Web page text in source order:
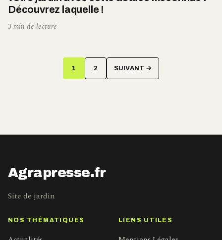
Découvrez laquelle !
3 min de lecture
Pagination
des
1 2 SUIVANT →
Agrapresse.fr
Site de jardin
NOS THÉMATIQUES LIENS UTILES